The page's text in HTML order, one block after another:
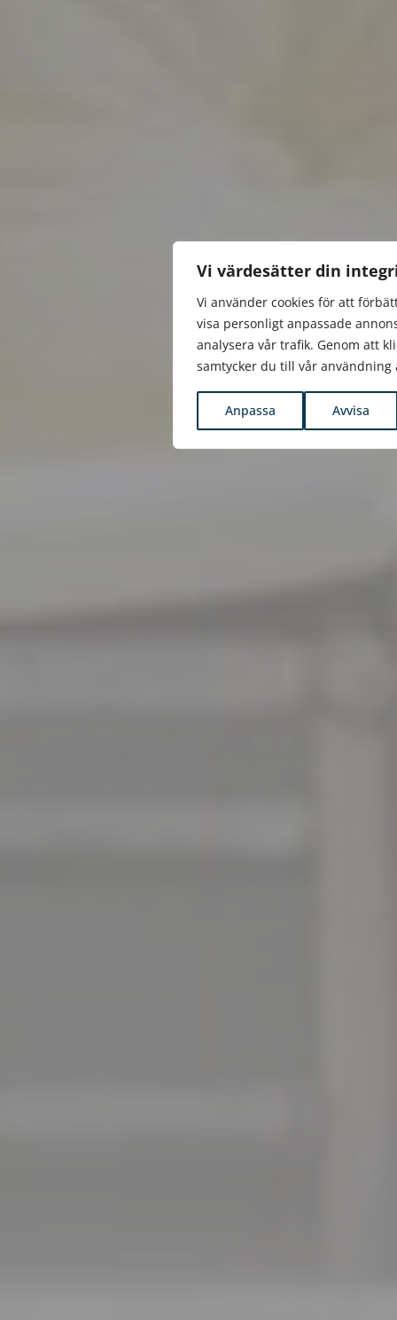
Vi värdesätter din
Vi använder cookies för att
visa personligt anpassade
analysera vår trafik. Genom att
samtycker du till vår användning
Anpassa Avvisa